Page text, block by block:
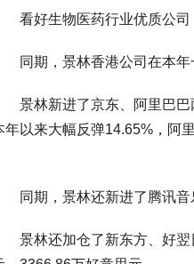
好生物医药行业优质公司
期，景林香港公司在本年一
林新进了京东、阿里巴巴两
年以来大幅反弹14.65%，阿
期，景林还新进了腾讯音乐
林还加仓了新东方、好翌日